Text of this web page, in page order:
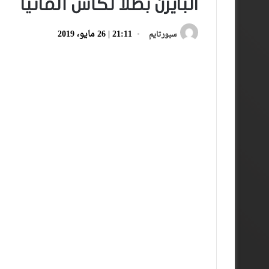
البايرن بطلا لكأس ألمانيا
سبورتايم 21:11 | 26 مايو، 2019